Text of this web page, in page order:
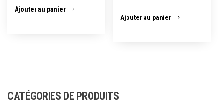
Ajouter au panier
Ajouter au panier
CATÉGORIES DE PRODUITS